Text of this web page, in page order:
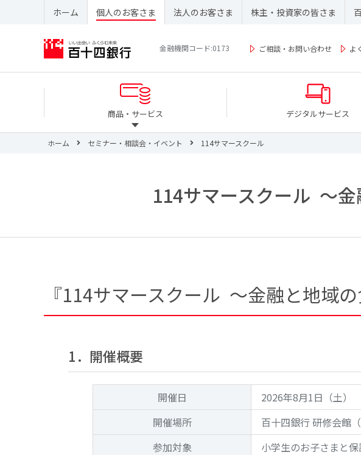
ホーム 個人のお客さま 法人のお客さま 株主・投資家の皆さま
金融機関コード:0173 ご相談・お問い合わせ よ
商品・サービス デジタルサービス
ホーム セミナー・相談会・イベント 114サマースクール
114サマースクール ～
『114サマースクール ～金融と地域
1．開催概要
開催日 2026年8月1日（土）
開催場所
百十四銀行 研修会館
参加対象
小学生のお子さまと